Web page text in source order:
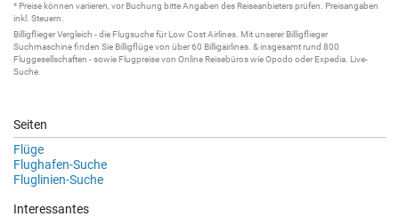
* Preise können variieren, vor Buchung bitte Angaben des Reiseanbieters prüfen. Preisangaben
inkl. Steuern.
BilligfliegerVergleich - die Flugsuchefür Low Cost Airlines. Mit unsererBilligflieger
Suchmaschinefinden Sie Billigflügevon über 60 Billigairlines . & insgesamt rund 800
Fluggesellschaften - sowie Flugpreise von Online Reisebüros wie Opodo oder Expedia. Live-
Suche
Seiten
Flüge
Flughafen-Suche
Fluglinien-Suche
Interessantes